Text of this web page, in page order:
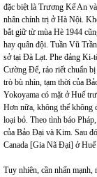
đặc biệt là Trương Kế An
nhân chính trị ở Hà Nội.
bắt giữ từ mùa Hè 1944
hay quân đội. Tuần Vũ
sở tại Đà Lạt. Phe đảng Ki-
Cường Để, ráo riết chuẩn bị
trò bù nhìn, tạm thời của
Yokoyama có mặt ở Huế
Hơn nữa, không thể không
loại bỏ. Theo tình báo
của Bảo Đại và Kim. Sau
Canada [Gia Nã Đại] ở Huế
Tuy nhiên, cần nhấn